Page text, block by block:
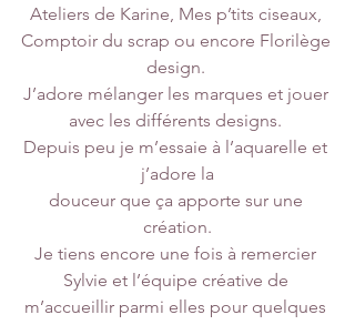
Ateliers de Karine, Mes p’tits ciseaux,
Comptoir du scrap ou encore Florilège
design.
J’adore mélanger les marques et jouer
avec les différents designs.
Depuis peu je m’essaie à l’aquarelle et
j’adore la
douceur que ça apporte sur une
création.
Je tiens encore une fois à remercier
Sylvie et l’équipe créative de
m’accueillir parmi elles pour quelques